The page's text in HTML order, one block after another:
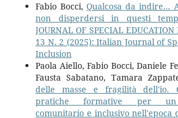
Fabio Bocci,Qualcosa da indire...
non disperdersi in questi
JOURNAL OF SPECIAL EDUCATION
13 N. 2 (2025): Italian Journal of
Inclusion
Paola Aiello, Fabio Bocci, Daniele
Fausta Sabatano, Tamara
delle masse e fragilità dell'io.
pratiche formative per un
comunitario e inclusivo nell'epoca